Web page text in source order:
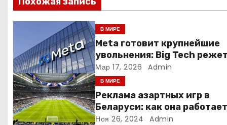
и
п
о
з
а
В МИРЕ
Meta готовит крупнейшие
увольнения: Big Tech режет
людей ради искусственного
интеллекта
Мар 17, 2026 Admin
В МИРЕ
Реклама азартных игр в
Беларуси: как она работает
Ноя 26, 2024 Admin